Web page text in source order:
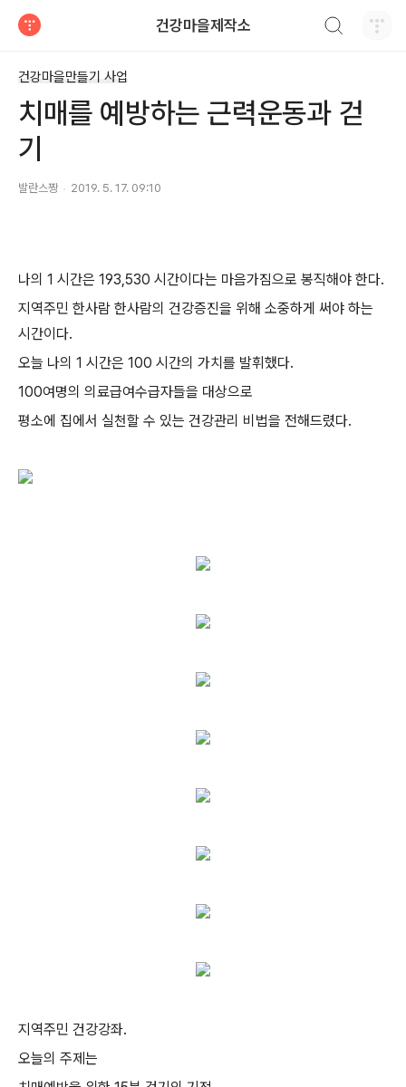
건강마을제작소
건강마을만들기 사업
치매를 예방하는 근력운동과 걷
기
발란스짱 2019. 5. 17. 09:10
나의 1 시간은 193,530 시간이다는 마음가짐으로 봉직해야 한다.
지역주민 한사람 한사람의 건강증진을 위해 소중하게 써야 하는
시간이다.
오늘 나의 1 시간은 100 시간의 가치를 발휘했다.
100여명의 의료급여수급자들을 대상으로
평소에 집에서 실천할 수 있는 건강관리 비법을 전해드렸다.
지역주민 건강강좌.
오늘의 주제는